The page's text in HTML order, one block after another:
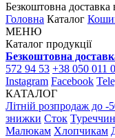
Безкоштовна доставка
Головна Каталог
МЕНЮ
Каталог продукції
Безкоштовна
572 94 53 +38 050 011
Instagram Facebook
КАТАЛОГ
Літній розпродаж до -
знижки Сток
Малюкам Хлопчикам